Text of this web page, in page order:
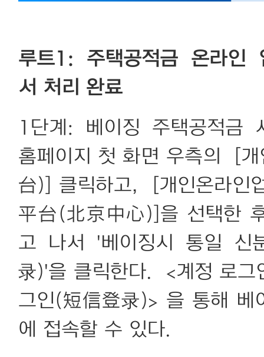
루트1: 주택공적금 온라인
서 처리 완료
1단계: 베이징 주택공적금
홈페이지 첫 화면 우측의 [개
台)] 클릭하고，[개인온라인
平台(北京中心)]을 선택한
고 나서 '베이징시 통일
录)'을 클릭한다. <계정 로그
그인(短信登录)> 을 통해 베
에 접속할 수 있다.